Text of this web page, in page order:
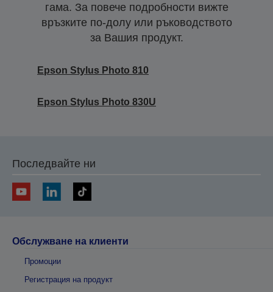
гама. За повече подробности вижте
връзките по-долу или ръководството
за Вашия продукт.
Epson Stylus Photo 810
Epson Stylus Photo 830U
Последвайте ни
Обслужване на клиенти
Промоции
Регистрация на продукт